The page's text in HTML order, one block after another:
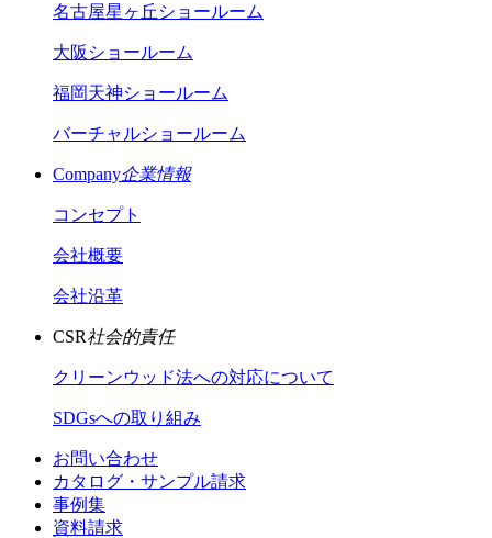
名古屋星ヶ丘ショールーム
大阪ショールーム
福岡天神ショールーム
バーチャルショールーム
Company企業情報
コンセプト
会社概要
会社沿革
CSR社会的責任
クリーンウッド法への対応について
SDGsへの取り組み
お問い合わせ
カタログ・サンプル請求
事例集
資料請求